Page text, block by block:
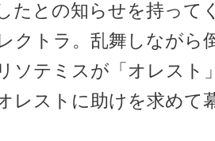
たとの知らせを持って
クトラ。乱舞しながら
ソテミスが「オレスト
レストに助けを求めて